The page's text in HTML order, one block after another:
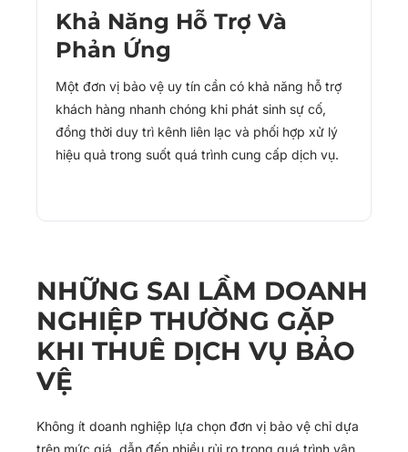
Khả Năng Hỗ Trợ Và
Phản Ứng
Một đơn vị bảo vệ uy tín cần có khả năng hỗ trợ
khách hàng nhanh chóng khi phát sinh sự cố,
đồng thời duy trì kênh liên lạc và phối hợp xử lý
hiệu quả trong suốt quá trình cung cấp dịch vụ.
NHỮNG SAI LẦM DOANH
NGHIỆP THƯỜNG GẶP
KHI THUÊ DỊCH VỤ BẢO
VỆ
Không ít doanh nghiệp lựa chọn đơn vị bảo vệ chỉ dựa
trên mức giá, dẫn đến nhiều rủi ro trong quá trình vận